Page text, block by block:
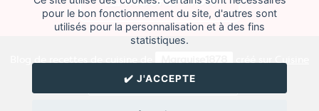
pour le bon fonctionnement du site, d'autres sont
utilisés pour la personnalisation et à des fins
statistiques.
✔️ J'ACCEPTE
RSS ⁄Réglage des cookies
✉️ Contacter Marquise1878